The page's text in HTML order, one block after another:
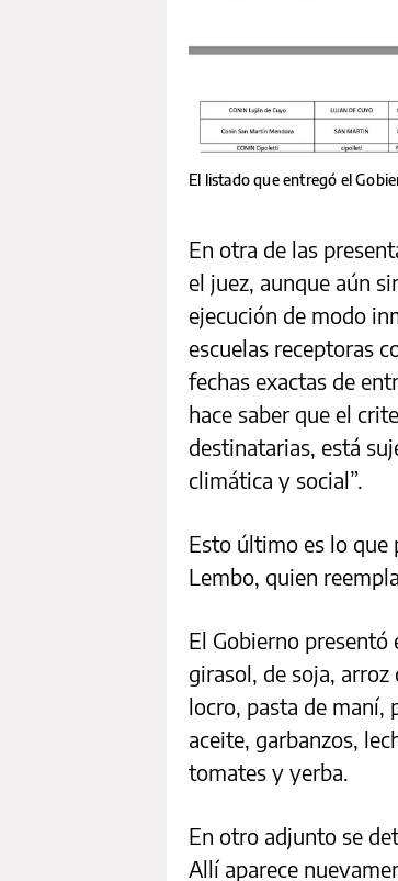
El listado que entregó el
En otra de las
el juez, aunque aún
ejecución de modo
escuelas receptoras
fechas exactas de
hace saber que el
destinatarias, está
climática y social”.
Esto último es lo que
Lembo, quien
El Gobierno
girasol, de soja,
locro, pasta de maní,
aceite, garbanzos,
tomates y yerba.
En otro adjunto se
Allí aparece